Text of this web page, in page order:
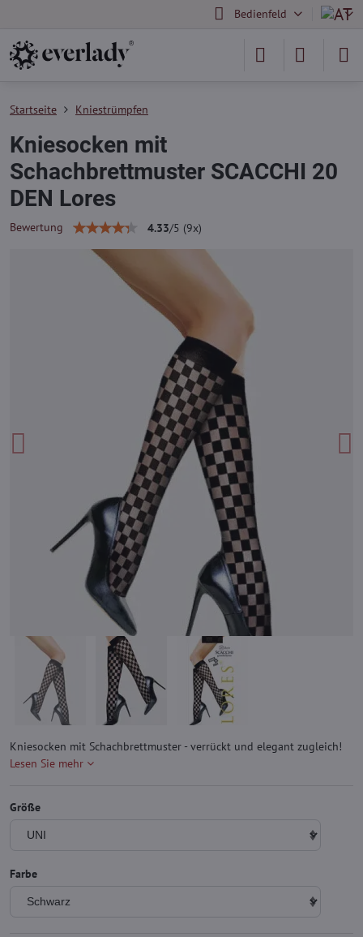
Bedienfeld
Startseite Kniestrümpfen
Kniesocken mit
Schachbrettmuster SCACCHI 20
DEN Lores
Bewertung 4.33/5 (9x)
Kniesocken mit Schachbrettmuster - verrückt und elegant zugleich!
Lesen Sie mehr
Größe
Farbe